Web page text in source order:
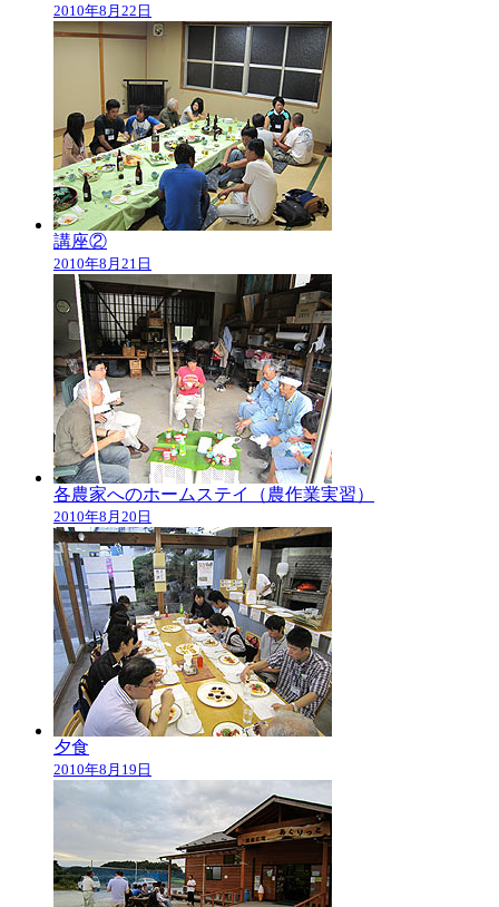
2010年8月22日
講座②
2010年8月21日
各農家へのホームステイ（農作業実習）
2010年8月20日
夕食
2010年8月19日